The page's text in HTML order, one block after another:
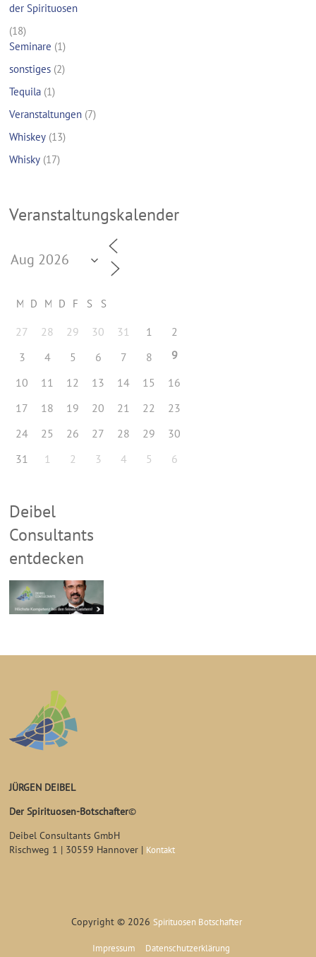
der Spirituosen
(18)
Seminare (1)
sonstiges (2)
Tequila (1)
Veranstaltungen (7)
Whiskey (13)
Whisky (17)
Veranstaltungskalender
M D M D F S S
27 28 29 30 31 1
2
3
4 5 6 7 8
9
10
11 12 13 14 15
16
17
18 19 20 21 22
23
24
25 26 27 28 29
30
31
1 2 3 4 5 6
Deibel
Consultants
entdecken
JÜRGEN DEIBEL
Der Spirituosen-Botschafter©
Deibel Consultants GmbH
Rischweg 1 | 30559 Hannover | Kontakt
Copyright © 2026 Spirituosen Botschafter
Impressum Datenschutzerklärung